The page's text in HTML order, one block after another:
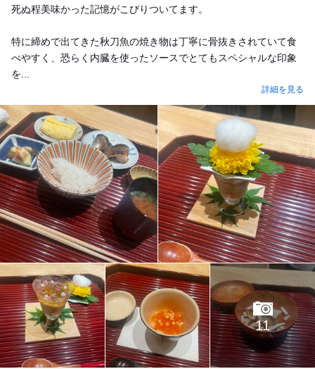
死ぬ程美味かった記憶がこびりついてます。
特に締めで出てきた秋刀魚の焼き物は丁寧に骨抜きされていて食
べやすく、恐らく内臓を使ったソースでとてもスペシャルな印象
を...
詳細を見る
11